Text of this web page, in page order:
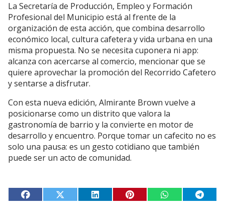
La Secretaría de Producción, Empleo y Formación
Profesional del Municipio está al frente de la
organización de esta acción, que combina desarrollo
económico local, cultura cafetera y vida urbana en una
misma propuesta. No se necesita cuponera ni app:
alcanza con acercarse al comercio, mencionar que se
quiere aprovechar la promoción del Recorrido Cafetero
y sentarse a disfrutar.
Con esta nueva edición, Almirante Brown vuelve a
posicionarse como un distrito que valora la
gastronomía de barrio y la convierte en motor de
desarrollo y encuentro. Porque tomar un cafecito no es
solo una pausa: es un gesto cotidiano que también
puede ser un acto de comunidad.